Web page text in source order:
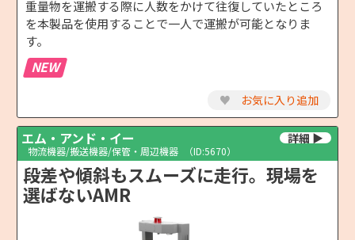
重量物を運搬する際に人数をかけて往復していたところ
を本製品を使用することで一人で運搬が可能となりま
す。
NEW
♥ お気に入り追加
エム・アンド・イー
物流機器/搬送機器/保管・周辺機器 （ID:5670）
段差や傾斜もスムーズに走行。現場を
選ばないAMR